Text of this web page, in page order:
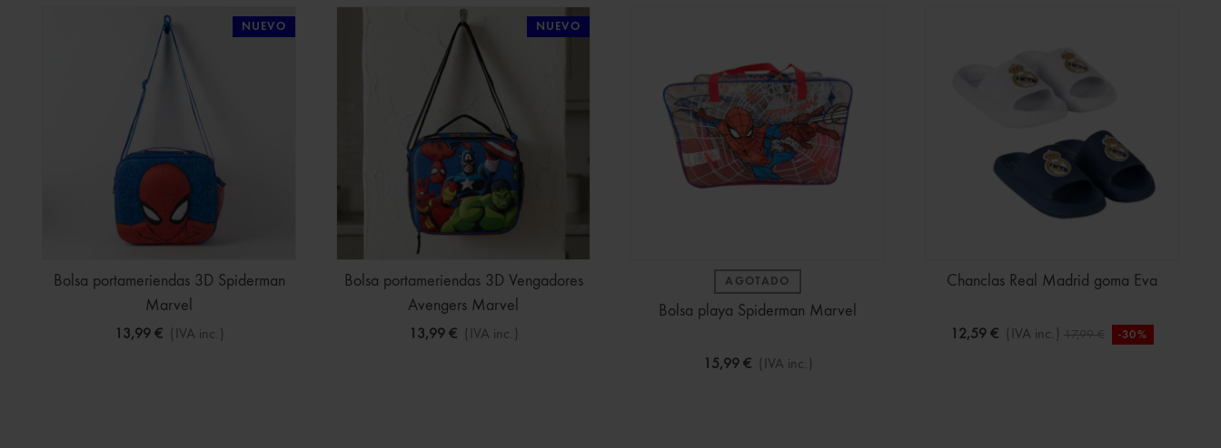
NUEVO
Bolsa portameriendas 3D Spiderman
Marvel
13,99 € (IVA inc.)
NUEVO
Bolsa portameriendas 3D Vengadores
Avengers Marvel
13,99 € (IVA inc.)
AGOTADO
Bolsa playa Spiderman Marvel
15,99 € (IVA inc.)
Chanclas Real Madrid goma Eva
12,59 € (IVA inc.) 17,99 € -30%